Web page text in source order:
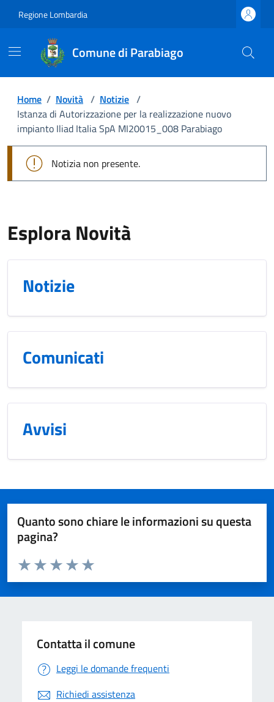
Regione Lombardia
Comune di Parabiago
Home / Novità / Notizie /
Istanza di Autorizzazione per la realizzazione nuovo
impianto Iliad Italia SpA MI20015_008 Parabiago
Notizia non presente.
Esplora Novità
Notizie
Comunicati
Avvisi
Quanto sono chiare le informazioni su questa
pagina?
Valuta da 1 a 5 stelle la pagina
Valuta 5 stelle su 5
Valuta 4 stelle su 5
Valuta 3 stelle su 5
Valuta 2 stelle su 5
Valuta 1 stelle su 5
Contatta il comune
Leggi le domande frequenti
Richiedi assistenza